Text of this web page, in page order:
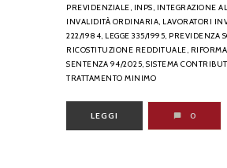
PREVIDENZIALE, INPS, INTEGRAZIONE
INVALIDITÀ ORDINARIA, LAVORATORI
222/1984, LEGGE 335/1995, PREVIDENZA
RICOSTITUZIONE REDDITUALE,
SENTENZA 94/2025, SISTEMA
TRATTAMENTO MINIMO
LEGGI 0